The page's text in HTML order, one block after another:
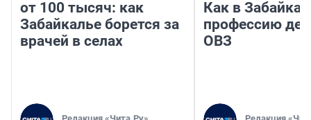
от 100 тысяч: как
Забайкалье борется за
врачей в селах
Как в
профессию
ОВЗ